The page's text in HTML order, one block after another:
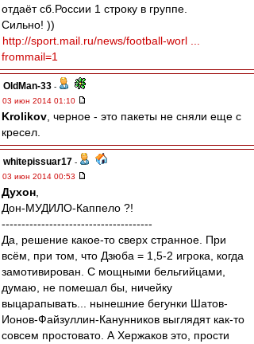
отдаёт сб.России 1 строку в группе.
Сильно! ))
http://sport.mail.ru/news/football-worl ...
frommail=1
OldMan-33 -
03 июн 2014 01:10
Krolikov , черное - это пакеты не сняли еще с
кресел.
whitepissuar17 -
03 июн 2014 00:53
Духон
Дон-МУДИЛО-Каппело ?!
--------------------------------------
Да, решение какое-то сверх странное. При
всём, при том, что Дзюба = 1,5-2 игрока, когда
замотивирован. С мощными бельгийцами,
думаю, не помешал бы, ничейку
выцарапывать... нынешние бегунки Шатов-
Ионов-Файзуллин-Канунников выглядят как-то
совсем простовато. А Хержаков это, прости